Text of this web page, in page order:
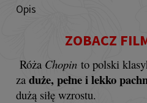
Opis
ZOBACZ
Róża Chopin to polski
za duże, pełne i lekko
dużą siłę wzrostu.